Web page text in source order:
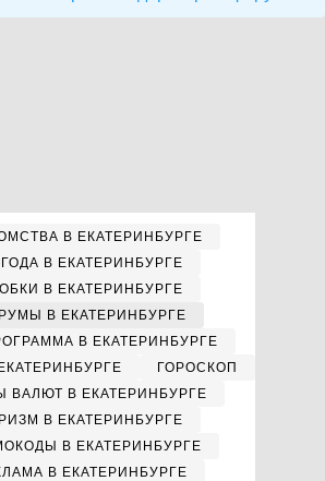
В ЕКАТЕРИНБУРГЕ
В ЕКАТЕРИНБУРГЕ
В ЕКАТЕРИНБУРГЕ
В ЕКАТЕРИНБУРГЕ
В ЕКАТЕРИНБУРГЕ
ГОРОСКОП
ВАЛЮТ В ЕКАТЕРИНБУРГЕ
В ЕКАТЕРИНБУРГЕ
В ЕКАТЕРИНБУРГЕ
В ЕКАТЕРИНБУРГЕ